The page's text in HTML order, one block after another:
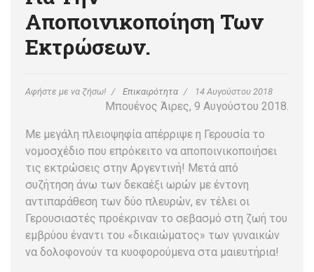
Αποποινικοποίηση Των
Εκτρώσεων.
Αφήστε με να ζήσω! Επικαιρότητα 14 Αυγούστου 2018
Μπουένος Άιρες, 9 Αυγούστου 2018.
Με μεγάλη πλειοψηφία απέρριψε η Γερουσία το
νομοσχέδιο που επρόκειτο να αποποινικοποιήσει
τις εκτρώσεις στην Αργεντινή! Μετά από
συζήτηση άνω των δεκαέξι ωρών με έντονη
αντιπαράθεση των δύο πλευρών, εν τέλει οι
Γερουσιαστές προέκριναν το σεβασμό στη ζωή του
εμβρύου έναντι του «δικαιώματος» των γυναικών
να δολοφονούν τα κυοφορούμενα στα μαιευτήρια!